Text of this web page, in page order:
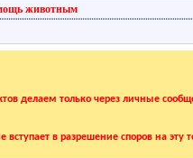
животным
делаем только через личные
в разрешение споров на